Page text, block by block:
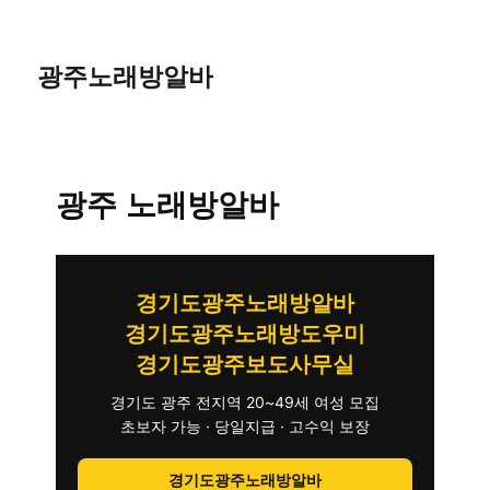
광주노래방알바
광주 노래방알바
경기도광주노래방알바
경기도광주노래방도우미
경기도광주보도사무실
경기도 광주 전지역 20~49세 여성 모집
초보자 가능 · 당일지급 · 고수익 보장
경기도광주노래방알바